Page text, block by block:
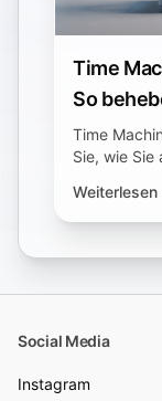
Time
So
Time
Sie, wie
Social Media
Instagram